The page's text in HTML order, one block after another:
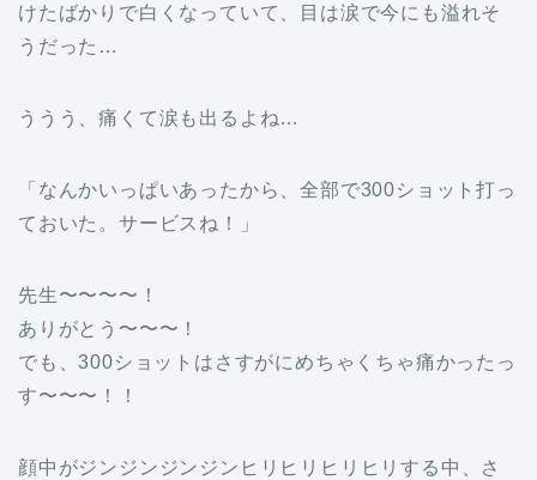
けたばかりで白くなっていて、目は涙で今にも溢れそ
うだった…
ううう、痛くて涙も出るよね…
「なんかいっぱいあったから、全部で300ショット打っ
ておいた。サービスね！」
先生〜〜〜〜！
ありがとう〜〜〜！
でも、300ショットはさすがにめちゃくちゃ痛かったっ
す〜〜〜！！
顔中がジンジンジンジンヒリヒリヒリヒリする中、さ